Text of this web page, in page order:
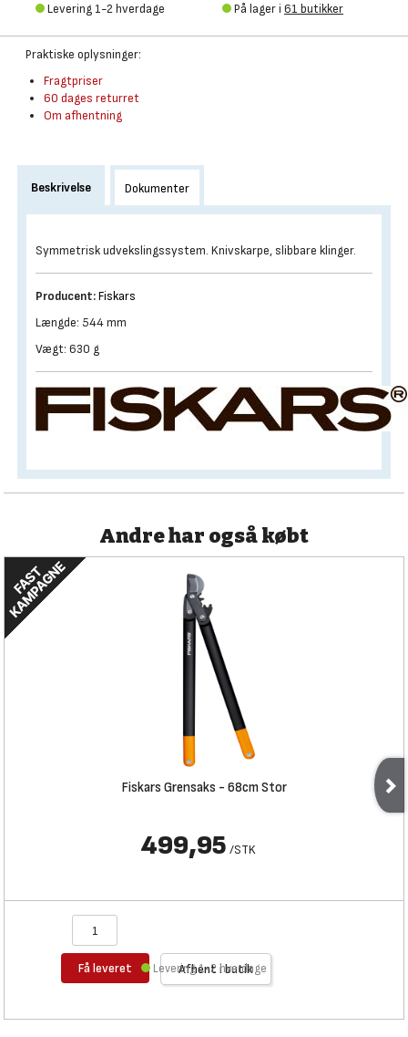
Levering 1-2 hverdage På lager i 61 butikker
Praktiske oplysninger:
Fragtpriser
60 dages returret
Om afhentning
Beskrivelse Dokumenter
Symmetrisk udvekslingssystem. Knivskarpe, slibbare klinger.
Producent:Fiskars
Længde: 544 mm
Vægt: 630 g
Andre har også købt
Fiskars Grensaks - 68cm Stor
499,95 /STK
Få leveret Afhent i butik
Levering 1-2 hverdage